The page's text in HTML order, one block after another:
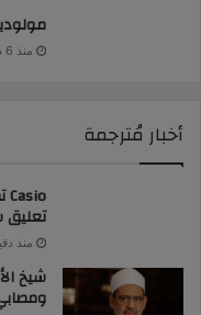
منذ 6 دقائق
أخبار مُترجمة
تعليق
منذ
شيخ